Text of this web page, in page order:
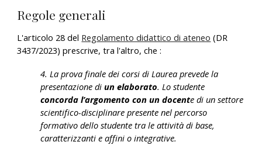
Regole generali
L'articolo 28 del Regolamento didattico di ateneo (DR
3437/2023) prescrive, tra l'altro, che :
4. La prova finale dei corsi di Laurea prevede la
presentazione diun elaborato.Lo studente
concorda l’argomento con un docente di un settore
scientifico-disciplinare presente nel percorso
formativo dello studente tra le attività di base,
caratterizzanti e affini o integrative.